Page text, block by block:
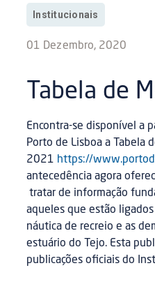
Institucionais
01 Dezembro, 2020
Tabela de
Encontra-se disponível a
Porto de Lisboa a Tabela
2021 https://
antecedência agora
tratar de informação
aqueles que estão
náutica de recreio e as
estuário do Tejo. Esta
publicações oficiais do